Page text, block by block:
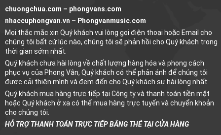
chuongchua.com – phongvans.com
nhaccuphongvan.vn – Phongvanmusic.com
Mọi thắc mắc xin Quý khách vui lòng gọi điện thoại hoặc Email cho
chúng tôi bất cứ lúc nào, chúng tôi sẽ phản hồi cho Quý khách trong
thời gian sớm nhất.
Quý khách chưa hài lòng về chất lượng hàng hóa và phong cách
phục vụ của Phong Vân, Quý khách có thể phản ánh để chúng tôi
được cải thiện mình và đem đến cho Quý khách sự hài lòng nhất.
Quý khách mua hàng trực tiếp tại Công ty và thanh toán tiền mặt
hoặc Quý khách ở xa có thể mua hàng trực tuyến và chuyển khoản
cho chúng tôi.
HỖ TRỢ THANH TOÁN TRỰC TIẾP BẰNG THẺ TẠI CỬA HÀNG